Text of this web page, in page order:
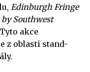
Edinburgh Fringe
Southwest
akce
z oblasti stand-